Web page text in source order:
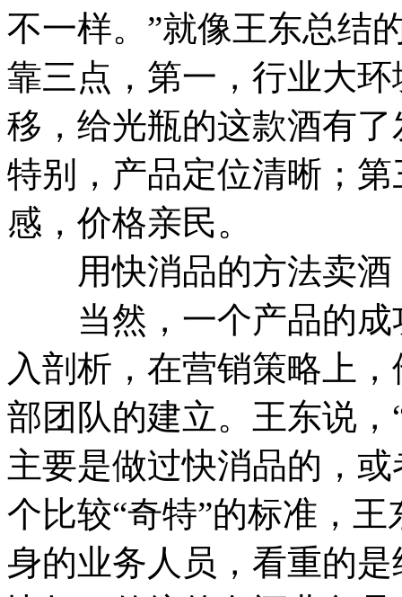
不一样。”就像王东总结
靠三点，第一，行业大
移，给光瓶的这款酒有
特别，产品定位清晰；
感，价格亲民。
用快消品的方法卖酒
当然，一个产品的成
入剖析，在营销策略上
部团队的建立。王东说
主要是做过快消品的，
个比较“奇特”的标准，
身的业务人员，看重的